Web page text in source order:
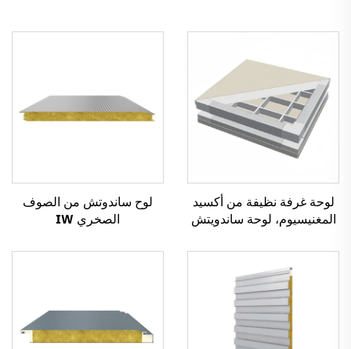
لوحة غرفة نظيفة من أكسيد
المغنيسيوم، لوحة ساندويتش
لوح ساندوتش من الصوف
الصخري IW